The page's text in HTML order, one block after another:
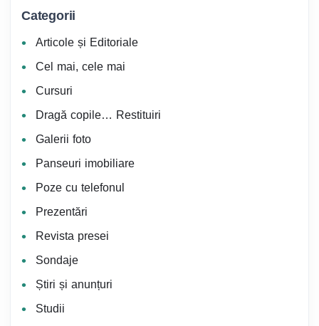
Categorii
Articole și Editoriale
Cel mai, cele mai
Cursuri
Dragă copile… Restituiri
Galerii foto
Panseuri imobiliare
Poze cu telefonul
Prezentări
Revista presei
Sondaje
Știri și anunțuri
Studii